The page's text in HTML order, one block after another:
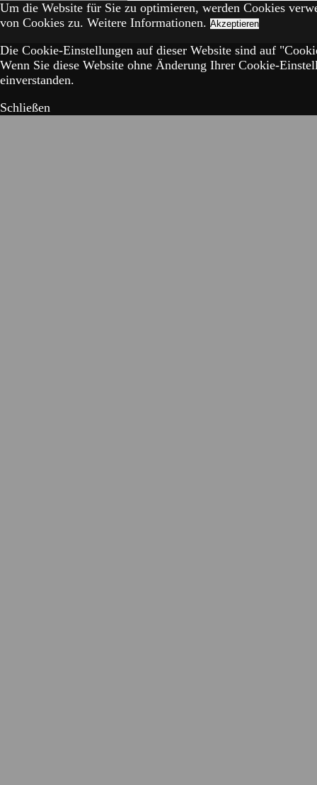
Um die Website für Sie zu optimieren, werden Cookies
von Cookies zu. Weitere Informationen. Akzeptieren
Die Cookie-Einstellungen auf dieser Website sind auf
Wenn Sie diese Website ohne Änderung Ihrer Cookie-
einverstanden.
Schließen